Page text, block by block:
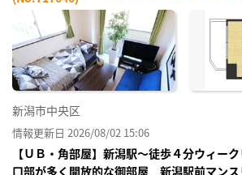
新潟市中央区
情報更新日 2026/08/02 15:06
【ＵＢ・角部屋】新潟駅～徒歩４分ウィー
口部が多く開放的な御部屋 新潟駅前マンス